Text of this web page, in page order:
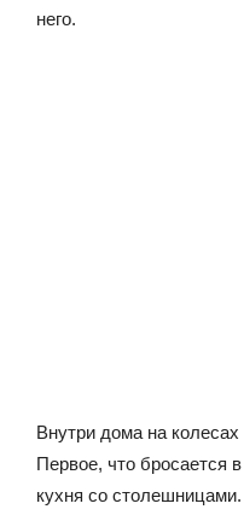
него.
Внутри дома на колесах
Первое, что бросается
кухня со